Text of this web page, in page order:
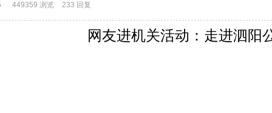
449359 浏览 233 回复
网友进机关活动：走进泗阳